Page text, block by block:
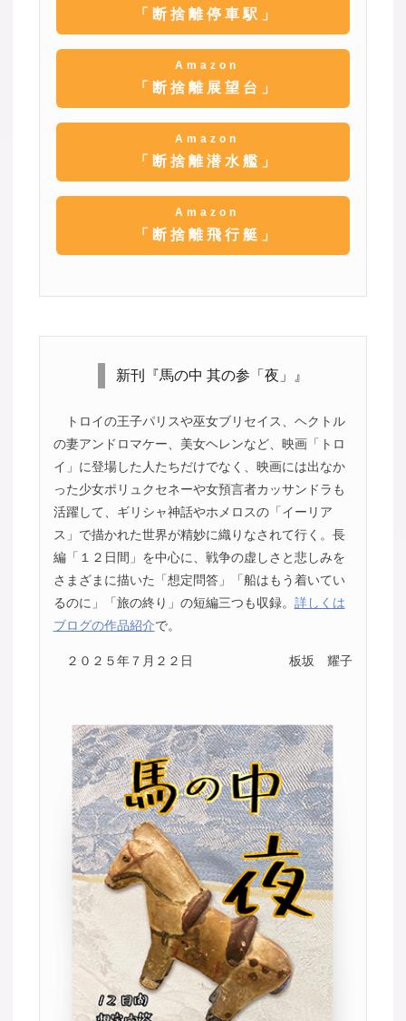
「断捨離停車駅」
Amazon
「断捨離展望台」
Amazon
「断捨離潜水艦」
Amazon
「断捨離飛行艇」
新刊『馬の中 其の参「夜」』
トロイの王子パリスや巫女ブリセイス、ヘクトル
の妻アンドロマケー、美女ヘレンなど、映画「トロ
イ」に登場した人たちだけでなく、映画には出なか
った少女ポリュクセネーや女預言者カッサンドラも
活躍して、ギリシャ神話やホメロスの「イーリア
ス」で描かれた世界が精妙に織りなされて行く。長
編「１２日間」を中心に、戦争の虚しさと悲しみを
さまざまに描いた「想定問答」「船はもう着いてい
るのに」「旅の終り」の短編三つも収録。 詳しくは
ブログの作品紹介で。
２０２５年７月２２日 板坂 耀子